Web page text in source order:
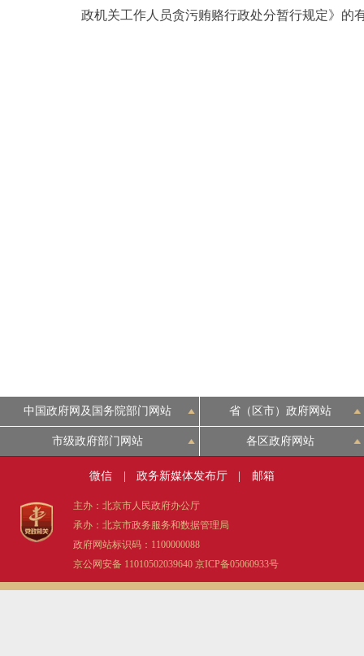
多语种
ESPAÑOL
ITALIANO
政机关工作人员贪污贿赂行政处分暂行规定》的
中国政府网及国务院部门网站 省（区市）政府网站
市级政府部门网站 各区政府网站
微信 政务新媒体发布厅 邮箱
主办：北京市人民政府办公厅
承办：北京市政务服务和数据管理局
政府网站标识码：1100000088
京公网安备 11010502039640 京ICP备05060933号